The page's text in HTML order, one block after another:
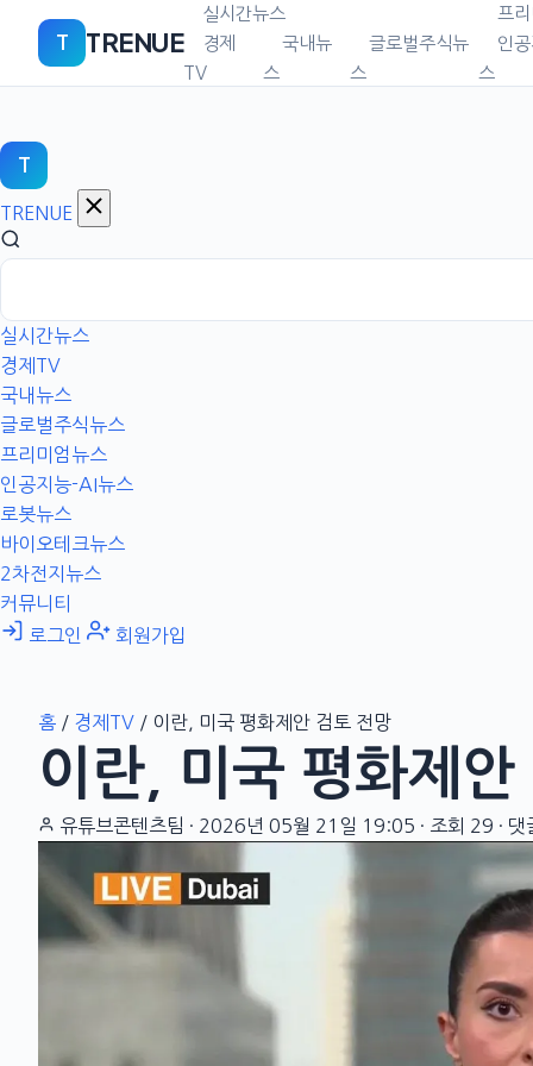
T TRENUE
실시간뉴스
경제
TV
국내뉴
스
글로벌주식뉴
스
프
인
스
T
TRENUE
실시간뉴스
경제TV
국내뉴스
글로벌주식뉴스
프리미엄뉴스
인공지능-AI뉴스
로봇뉴스
바이오테크뉴스
2차전지뉴스
커뮤니티
로그인
회원가입
홈 / 경제TV / 이란, 미국 평화제안 검토 전망
이란, 미국 평화제안
유튜브콘텐츠팀 · 2026년 05월 21일 19:05 · 조회 29 · 댓